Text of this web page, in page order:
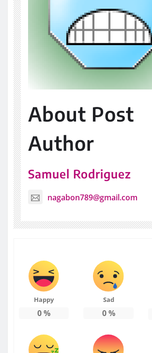
About Post
Author
Samuel Rodriguez
nagabon789@gmail.com
Happy
0%
Sad
0%